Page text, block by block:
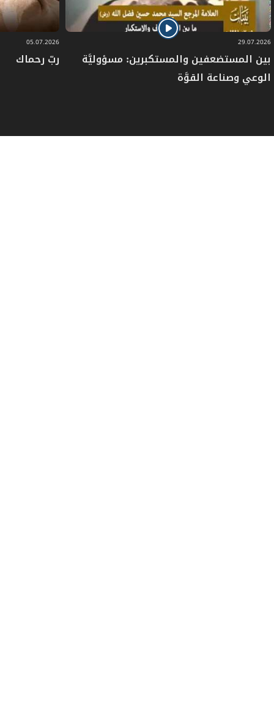
29.07.2026
بين المستضعفين والمستكبرين: مسؤوليَّة
الوعي وصناعة القوَّة
05.07.2026
ربّ رحماك